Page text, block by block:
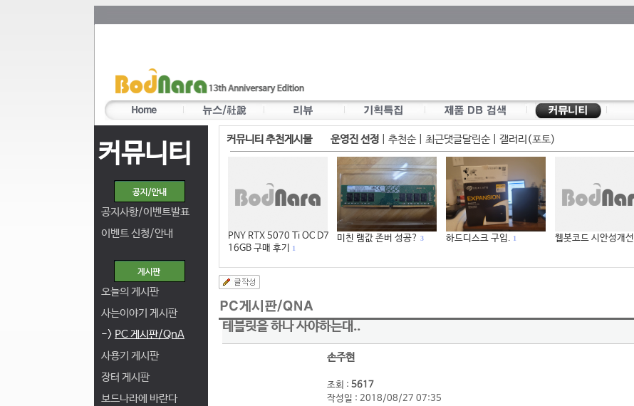
커뮤니티
공지사항/이벤트발표
이벤트 신청/안내
오늘의 게시판
사는이야기 게시판
-> PC 게시판/QnA
사용기 게시판
장터 게시판
보드나라에 바란다
커뮤니티 추천게시물 운영진 선정 추천순| 최근댓글달린순| 갤러리(포토)
PNY RTX 5070 Ti OC D7
16GB 구매 후기
1
미친 램값 존버 성공? 3 하드디스크 구입. 1 웹봇코드 시안성개선
테블릿을 하나 사야하는대..
손주현
조회 : 5617
작성일 : 2018/08/27 07:35